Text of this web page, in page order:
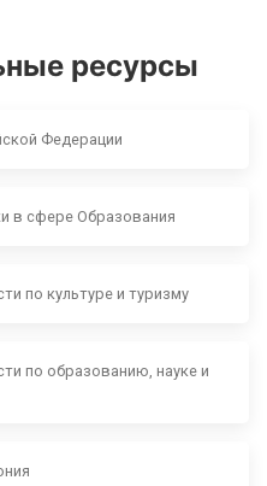
ресурсы
Федерации
в сфере Образования
по культуре и туризму
по образованию, науке и